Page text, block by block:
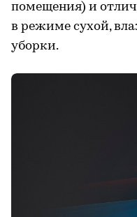
помещения) и
в режиме сухой,
уборки.